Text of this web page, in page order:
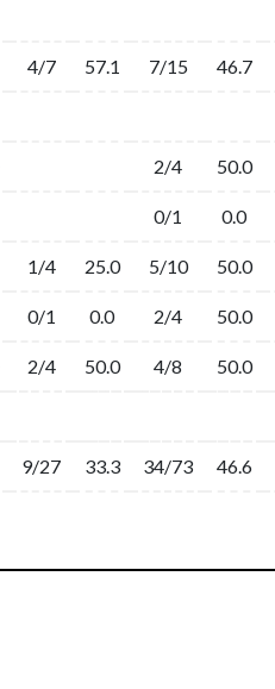
4/7 57.1 7/15 46.7
2/4 50.0
0/1 0.0
1/4 25.0 5/10 50.0
0/1 0.0 2/4 50.0
2/4 50.0 4/8 50.0
9/27 33.3 34/73 46.6